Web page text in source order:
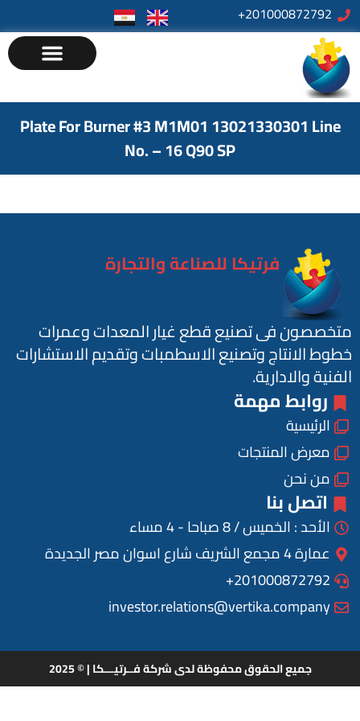
201000872792+
Plate For Burner #3 M1M01 13021330301 Line
No. – 16 Q90 SP
فرتيكا للصناعة والتجارة
متخصصون فى تصنيع قطع غيار المعدات وعمرات
خطوط الانتاج وتصنيع الاسطمبات وتقديم الاستشارات
الفنية والادارية.
روابط مهمة
الرئيسية
معرض المنتجات
من نحن
اتصل بنا
الأحد : الخميس / 8 صباحا - 4 مساء
عمارة 4 مجمع الشريف شارع اسوان مصر الجديدة
201000872792+
investor.relations@vertika.company
جميع الحقوق محفوظة لدى شركة فــرتيـــكا | © 2025